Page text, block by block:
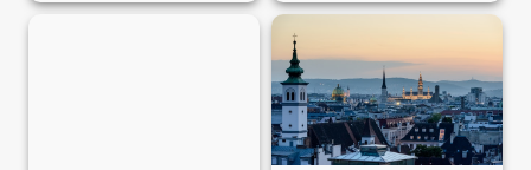
Ταξίδι στην Βιέννη (Αγίου
Βαλεντίνου) → 5 ημέρες
από 172€, αεροπορικά
και διαμονή